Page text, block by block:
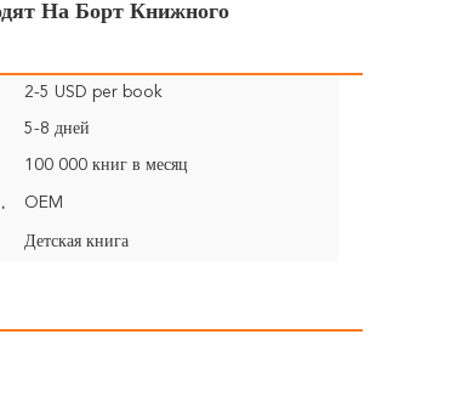
На Борт Книжного
2-5 USD per book
5-8 дней
100 000 книг в месяц
OEM
Детская книга